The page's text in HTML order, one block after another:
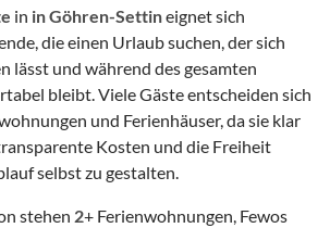
in in Göhren-Settineignet sich
die einen Urlaub suchen, der sich
lässt und während des gesamten
bleibt. Viele Gäste entscheiden sich
und Ferienhäuser, da sie klar
Kosten und die Freiheit
selbst zu gestalten.
stehen 2+ Ferienwohnungen, Fewos